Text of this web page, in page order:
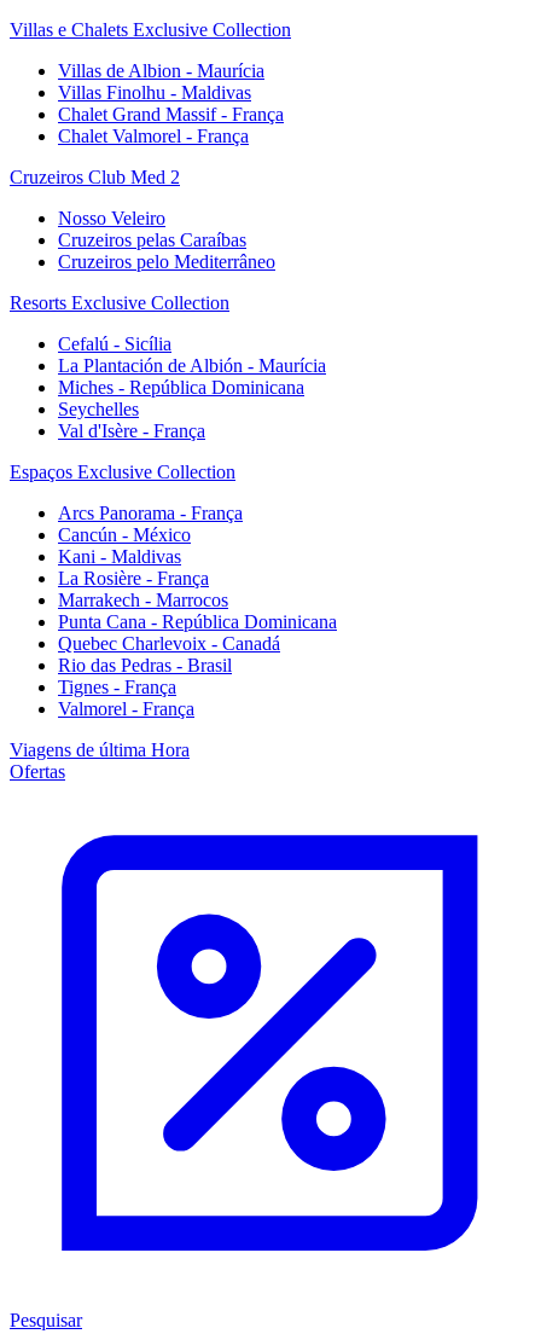
Villas e Chalets Exclusive Collection
Villas de Albion - Maurícia
Villas Finolhu - Maldivas
Chalet Grand Massif - França
Chalet Valmorel - França
Cruzeiros Club Med 2
Nosso Veleiro
Cruzeiros pelas Caraíbas
Cruzeiros pelo Mediterrâneo
Resorts Exclusive Collection
Cefalú - Sicília
La Plantación de Albión - Maurícia
Miches - República Dominicana
Seychelles
Val d'Isère - França
Espaços Exclusive Collection
Arcs Panorama - França
Cancún - México
Kani - Maldivas
La Rosière - França
Marrakech - Marrocos
Punta Cana - República Dominicana
Quebec Charlevoix - Canadá
Rio das Pedras - Brasil
Tignes - França
Valmorel - França
Viagens de última Hora
Ofertas
Pesquisar